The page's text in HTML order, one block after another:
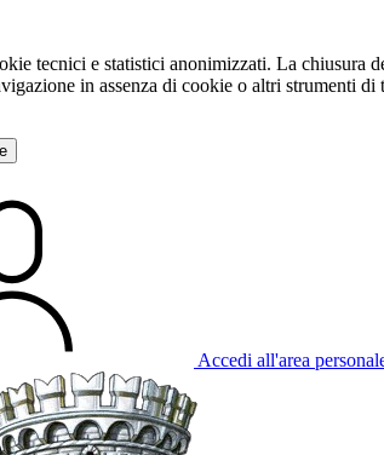
tecnici e statistici anonimizzati. La chiusura
in assenza di cookie o altri strumenti
Accedi all'area